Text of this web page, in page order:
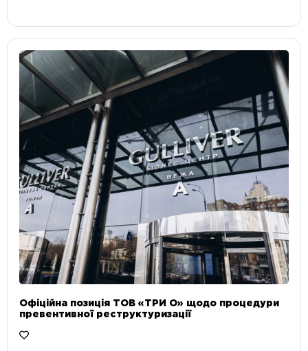
Офіційна позиція ТОВ «ТРИ О» щодо процедури
превентивної реструктуризації